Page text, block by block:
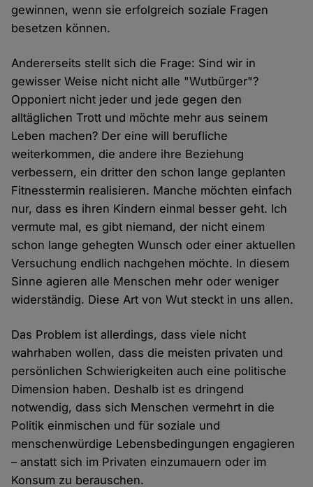
gewinnen, wenn sie erfolgreich soziale Fragen
besetzen können.
Andererseits stellt sich die Frage: Sind wir in
gewisser Weise nicht nicht alle "Wutbürger"?
Opponiert nicht jeder und jede gegen den
alltäglichen Trott und möchte mehr aus seinem
Leben machen? Der eine will berufliche
weiterkommen, die andere ihre Beziehung
verbessern, ein dritter den schon lange geplanten
Fitnesstermin realisieren. Manche möchten einfach
nur, dass es ihren Kindern einmal besser geht. Ich
vermute mal, es gibt niemand, der nicht einem
schon lange gehegten Wunsch oder einer aktuellen
Versuchung endlich nachgehen möchte. In diesem
Sinne agieren alle Menschen mehr oder weniger
widerständig. Diese Art von Wut steckt in uns allen.
Das Problem ist allerdings, dass viele nicht
wahrhaben wollen, dass die meisten privaten und
persönlichen Schwierigkeiten auch eine politische
Dimension haben. Deshalb ist es dringend
notwendig, dass sich Menschen vermehrt in die
Politik einmischen und für soziale und
menschenwürdige Lebensbedingungen engagieren
– anstatt sich im Privaten einzumauern oder im
Konsum zu berauschen.